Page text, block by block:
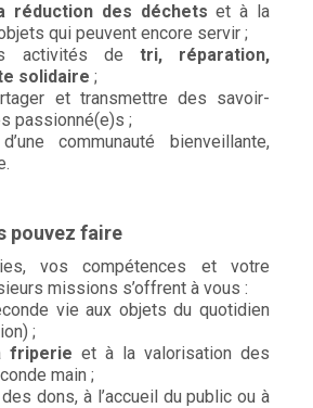
réduction des déchets et à la
qui peuvent encore servir ;
activités de tri, réparation,
solidaire ;
et transmettre des savoir-
passionné(e)s ;
communauté bienveillante,
pouvez faire
vos compétences et votre
missions s’offrent à vous :
vie aux objets du quotidien
;
friperie et à la valorisation des
main ;
dons, à l’accueil du public ou à